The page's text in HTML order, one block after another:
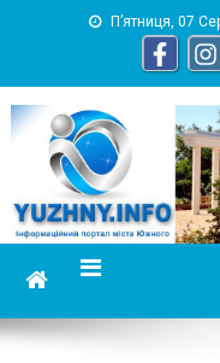
П’ятниця, 07
информационный